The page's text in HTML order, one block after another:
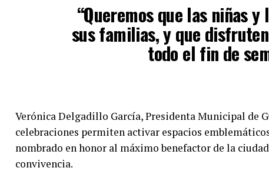
“Queremos que las niñas
sus familias, y que
todo el fin de
Verónica Delgadillo García, Presidenta Municipal de
celebraciones permiten activar espacios
nombrado en honor al máximo benefactor de la
convivencia.